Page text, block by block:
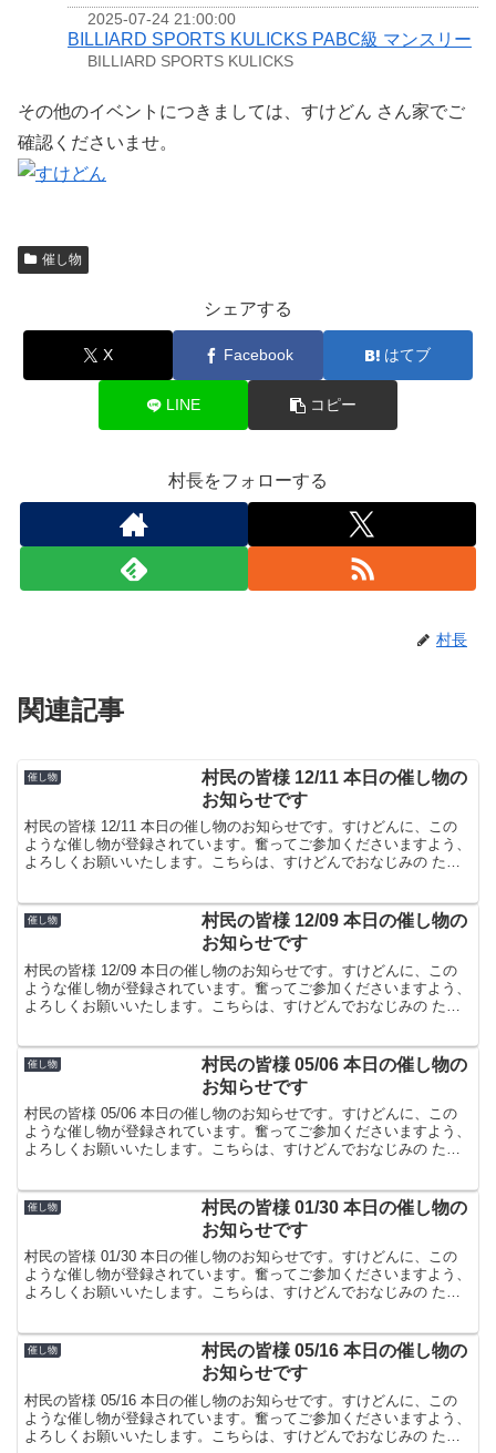
2025-07-24 21:00:00
BILLIARD SPORTS KULICKS PABC級 マンスリー
BILLIARD SPORTS KULICKS
その他のイベントにつきましては、すけどん さん家でご
確認くださいませ。
催し物
シェアする
X Facebook はてブ
LINE コピー
村長をフォローする
村長
関連記事
催し物
村民の皆様 12/11 本日の催し物の
お知らせです
村民の皆様 12/11 本日の催し物のお知らせです。すけどんに、この
ような催し物が登録されています。奮ってご参加くださいますよう、
よろしくお願いいたします。こちらは、すけどんでおなじみの たま
催し物
村民の皆様 12/09 本日の催し物の
お知らせです
村民の皆様 12/09 本日の催し物のお知らせです。すけどんに、この
ような催し物が登録されています。奮ってご参加くださいますよう、
よろしくお願いいたします。こちらは、すけどんでおなじみの たま
催し物
村民の皆様 05/06 本日の催し物の
お知らせです
村民の皆様 05/06 本日の催し物のお知らせです。すけどんに、この
ような催し物が登録されています。奮ってご参加くださいますよう、
よろしくお願いいたします。こちらは、すけどんでおなじみの たま
催し物
村民の皆様 01/30 本日の催し物の
お知らせです
村民の皆様 01/30 本日の催し物のお知らせです。すけどんに、この
ような催し物が登録されています。奮ってご参加くださいますよう、
よろしくお願いいたします。こちらは、すけどんでおなじみの たま
催し物
村民の皆様 05/16 本日の催し物の
お知らせです
村民の皆様 05/16 本日の催し物のお知らせです。すけどんに、この
ような催し物が登録されています。奮ってご参加くださいますよう、
よろしくお願いいたします。こちらは、すけどんでおなじみの たま